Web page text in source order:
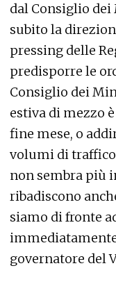
dal Consiglio
subito la
pressing delle
predisporre le
Consiglio dei
estiva di mezzo
fine mese, o
volumi di traffico
non sembra più
ribadiscono
siamo di fronte
governatore del